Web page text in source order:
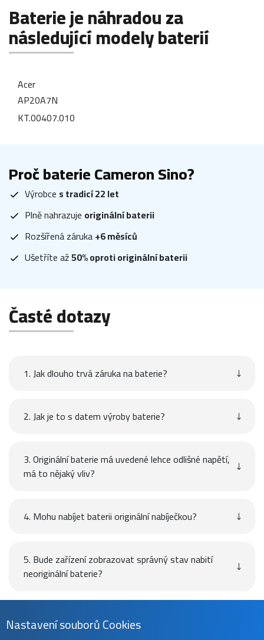
Baterie je náhradou za
následující modely baterií
Acer
AP20A7N
KT.00407.010
Proč baterie Cameron Sino?
Výrobce s tradicí 22 let
Plně nahrazuje originální baterii
Rozšířená záruka+6 měsíců
Ušetříte až50% oproti originální baterii
Časté dotazy
1. Jak dlouho trvá záruka na baterie?
2. Jak je to s datem výroby baterie?
3. Originální baterie má uvedené lehce odlišné napětí,
má to nějaký vliv?
4. Mohu nabíjet baterii originální nabíječkou?
5. Bude zařízení zobrazovat správný stav nabití
neoriginální baterie?
Návod
Nastavení souborů Cookies